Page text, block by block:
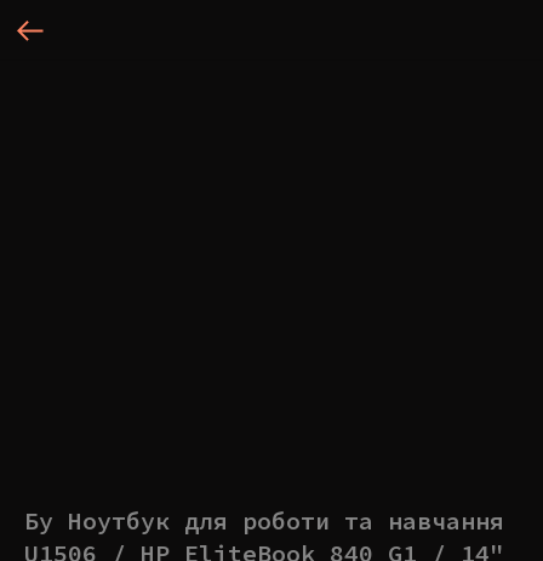
Бу Ноутбук для роботи та навчання
U1506 / HP EliteBook 840 G1 / 14"